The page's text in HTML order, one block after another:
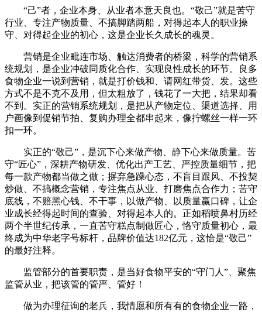
“己”者，企业本身、从业者本意天良也。“敬己”就是苦守
行业、专注产物质量、不搞脚踏两船，对得起本人的职业操
守、对得起企业的初心，这是企业长久成长的魂灵。
营销是企业毗连市场、触达消费者的桥梁，科学的营销系
统规划，是企业冲破同质化合作、实现良性成长的环节。良多
食物企业一说到营销，就是打价钱和、请网红带货、发。这些
方式不是不克不及用，但太粗放了，钱花了一大把，结果却看
不到。实正的营销系统规划，是把从产物定位、渠道选择、用
户画像到促销节拍、复购办理全都串起来，像拧螺丝一样一环
扣一环。
实正的“敬己”，是沉下心来做产物、静下心来做质量。苦
守“匠心”，深耕产物研发、优化出产工艺、严控质量细节，把
每一款产物都当做之做；摒弃急躁心态，不盲目跟风、不投契
炒做、不搞概念营销，专注焦点从业、打磨焦点合作力；苦守
底线，不赔黑心钱、不干事，以做产物、以质量赢口碑，让企
业成长经得起时间的查验、对得起本人的。正如稻喷鼻村历经
两个半世纪传承，一直苦守糕点制做匠心，恪守质量初心，最
终成为中华老字号标杆，品牌价值达182亿元，这恰是“敬己”
的最好注释。
监管部分的首要职责，是当好食物平安的“守门人”、聚焦
监管从业，把该管的管严、管好！
做为办理征询的老兵，我情愿和所有有的食物企业一路，